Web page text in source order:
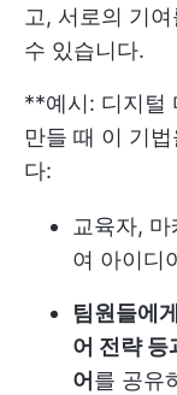
고, 서로의 기
수 있습니다.
**예시: 디지털
만들 때 이 기
다:
교육자,
여 아이디
팀원들에
어 전략 등
어 를 공유